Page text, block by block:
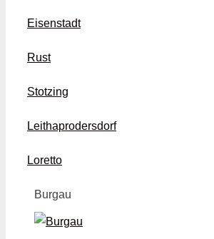
Eisenstadt
Rust
Stotzing
Leithaprodersdorf
Loretto
Burgau